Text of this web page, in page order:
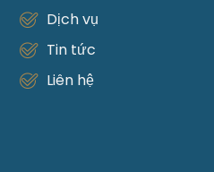
Dịch vụ
Tin tức
Liên hệ